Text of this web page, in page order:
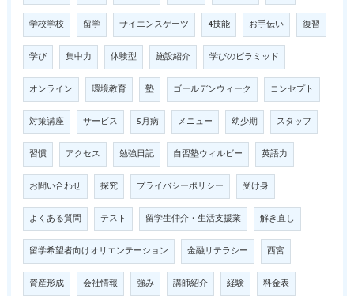
学校学校 留学 サイエンスゲーツ 4技能 お手伝い 復習
学び 集中力 体験型 施設紹介 学びのピラミッド
オンライン 環境教育 塾 ゴールデンウィーク コンセプト
対策講座 サービス 5月病 メニュー 幼少期 スタッフ
習慣 アクセス 勉強日記 自習塾ウィルビー 英語力
お問い合わせ 探究 プライバシーポリシー 受け身
よくある質問 テスト 留学生仲介・生活支援業 解き直し
留学希望者向けオリエンテーション 金融リテラシー 西宮
資産形成 会社情報 強み 講師紹介 経験 料金表